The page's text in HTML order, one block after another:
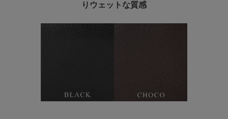
りウェットな質感